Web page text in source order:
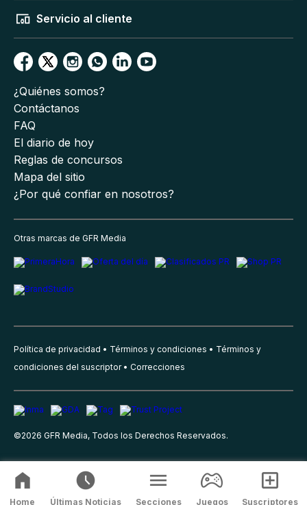
Servicio al cliente
¿Quiénes somos?
Contáctanos
FAQ
El diario de hoy
Reglas de concursos
Mapa del sitio
¿Por qué confiar en nosotros?
Otras marcas de GFR Media
Política de privacidad Términos y condiciones
Términos y
condiciones del suscriptor
Correcciones
©2026 GFR Media, Todos los Derechos Reservados.
Home Últimas Noticias Secciones Juegos Suscriptores